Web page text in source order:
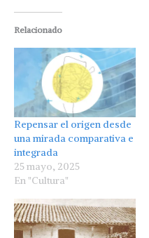
Relacionado
Repensar el origen desde
una mirada comparativa e
integrada
25 mayo, 2025
En "Cultura"